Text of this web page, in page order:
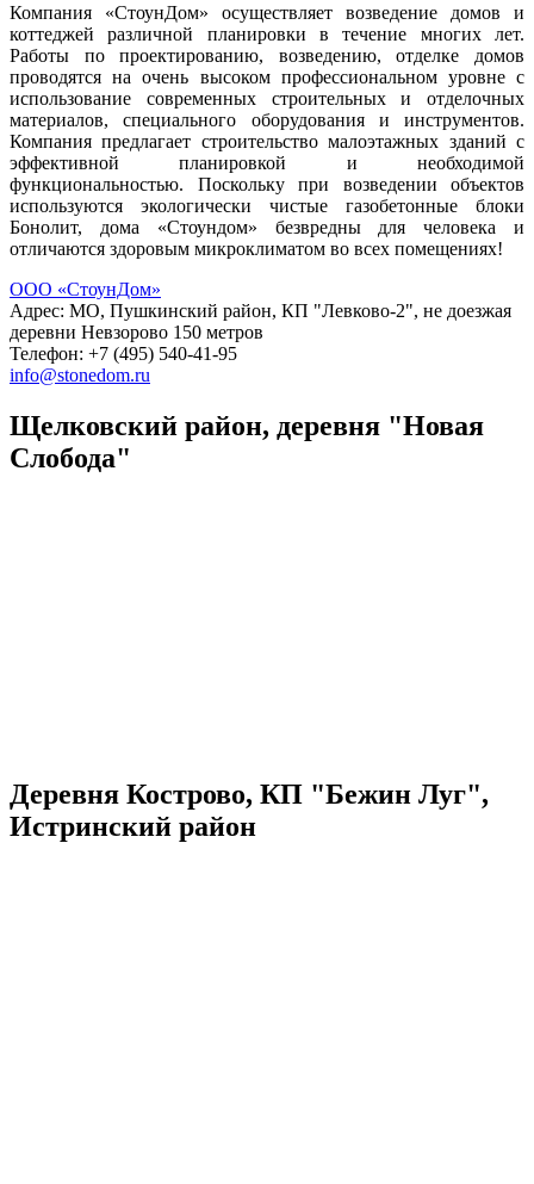
Компания «СтоунДом» осуществляет возведение домов и
коттеджей различной планировки в течение многих лет.
Работы по проектированию, возведению, отделке домов
проводятся на очень высоком профессиональном уровне с
использование современных строительных и отделочных
материалов, специального оборудования и инструментов.
Компания предлагает строительство малоэтажных зданий с
эффективной планировкой и необходимой
функциональностью. Поскольку при возведении объектов
используются экологически чистые газобетонные блоки
Бонолит, дома «Стоундом» безвредны для человека и
отличаются здоровым микроклиматом во всех помещениях!
ООО «СтоунДом»
Адрес: МО, Пушкинский район, КП "Левково-2", не доезжая
деревни Невзорово 150 метров
Телефон: +7 (495) 540-41-95
info@stonedom.ru
Щелковский район, деревня "Новая
Слобода"
Деревня Кострово, КП "Бежин Луг",
Истринский район